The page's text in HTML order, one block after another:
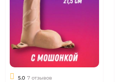
5.0 7 отзывов